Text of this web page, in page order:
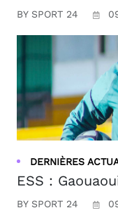
BY SPORT 24
DERNIÈRES
ESS :
BY SPORT 24